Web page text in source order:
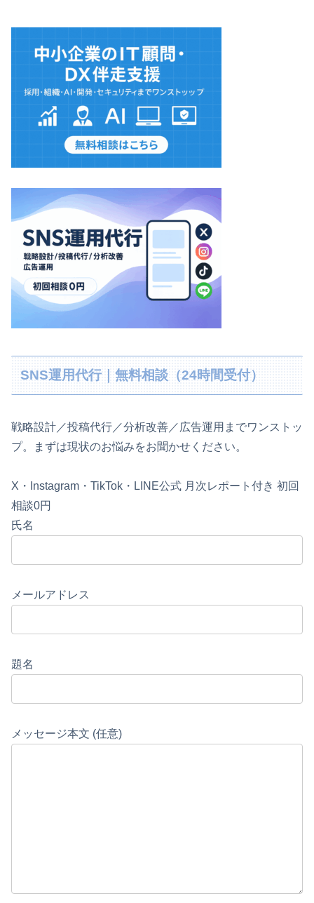
SNS運用代行｜無料相談（24時間受付）
戦略設計／投稿代行／分析改善／広告運用までワンストッ
プ。まずは現状のお悩みをお聞かせください。
X・Instagram・TikTok・LINE公式 月次レポート付き 初回
相談0円
氏名
メールアドレス
題名
メッセージ本文 (任意)